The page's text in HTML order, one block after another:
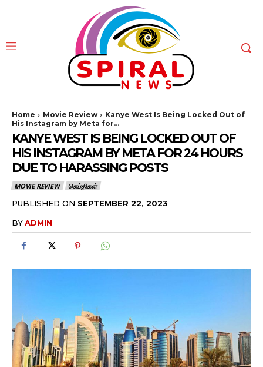
Home Movie Review
Kanye West Is Being Locked Out of
His Instagram by Meta for...
KANYE WEST IS BEING LOCKED OUT OF
HIS INSTAGRAM BY META FOR 24 HOURS
DUE TO HARASSING POSTS
MOVIE REVIEW செய்திகள்
PUBLISHED ON SEPTEMBER 22, 2023
BYADMIN